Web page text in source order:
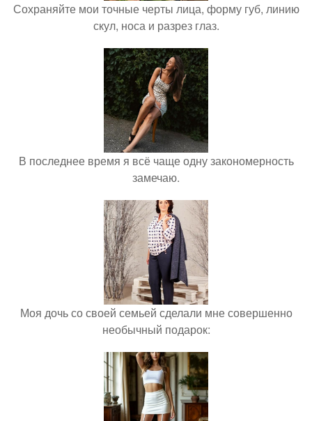
Сохраняйте мои точные черты лица, форму губ, линию
скул, носа и разрез глаз.
В последнее время я всё чаще одну закономерность
замечаю.
Моя дочь со своей семьей сделали мне совершенно
необычный подарок: